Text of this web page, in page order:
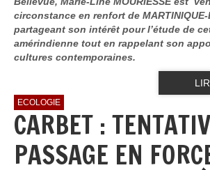
circonstance en renfort de MARTINIQUE-
partageant son intérêt pour l’étude de
amérindienne tout en rappelant son
cultures contemporaines.
ECOLOGIE
CARBET :
PASSAGE EN